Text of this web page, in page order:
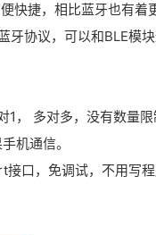
快捷，相比蓝牙也有着
牙协议，可以和BLE模
1， 多对多，没有数量限
机通信。
口，免调试，不用写